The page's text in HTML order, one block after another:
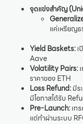
จุดแข่งสำคัญ
แค่เหรียญธ
Yield Baskets:
Aave
Volatility Pairs:
ราคาของ ETH
Loss Refund:มีร
มีโอกาสได้รับ
Pre-Launch:เท
แต่ทำผ่านระบบ